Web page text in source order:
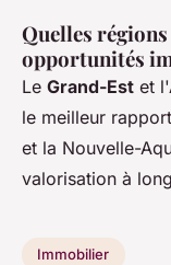
Quelles
opportunités
Le Grand-Est et
le meilleur
et la Nouvelle-
valorisation à
Immobilier